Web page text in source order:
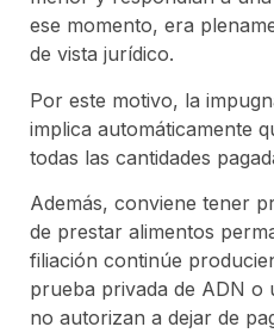
ese momento, era
de vista jurídico.
Por este motivo, la
implica automáticamente
todas las cantidades
Además, conviene tener
de prestar alimentos
filiación continúe
prueba privada de ADN o
no autorizan a dejar de